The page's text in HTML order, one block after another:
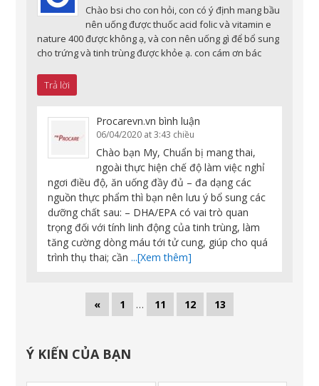
Chào bsi cho con hỏi, con có ý định mang bầu
nên uống được thuốc acid folic và vitamin e
nature 400 được không ạ, và con nên uống gì để bổ sung
cho trứng và tinh trùng được khỏe ạ. con cám ơn bác
Trả lời
Procarevn.vn bình luận
06/04/2020 at 3:43 chiều
Chào bạn My, Chuẩn bị mang thai,
ngoài thực hiện chế độ làm việc nghỉ
ngơi điều độ, ăn uống đầy đủ – đa dạng các
nguồn thực phẩm thì bạn nên lưu ý bổ sung các
dưỡng chất sau: – DHA/EPA có vai trò quan
trọng đối với tính linh động của tinh trùng, làm
tăng cường dòng máu tới tử cung, giúp cho quá
trình thụ thai; cần ...[Xem thêm]
« 1 … 11 12 13
Ý KIẾN CỦA BẠN